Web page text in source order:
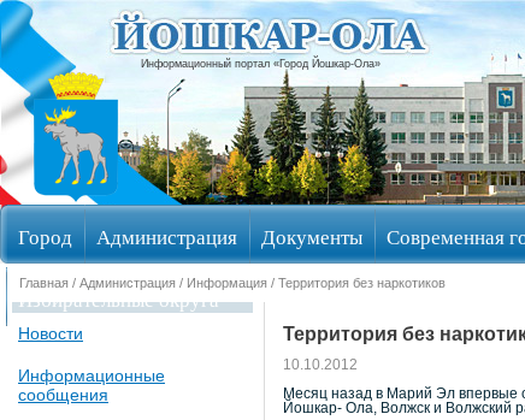
Информационный портал «Город Йошкар-Ола»
Город Администрация Документы Современная
Избирательные округа
Главная / Администрация / Информация / Территория без наркотиков
Новости
Информационные
сообщения
Территория без
10.10.2012
Месяц назад в Марий Эл впервые
Йошкар- Ола, Волжск и Волжский